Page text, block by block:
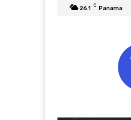
26.1 C Panama